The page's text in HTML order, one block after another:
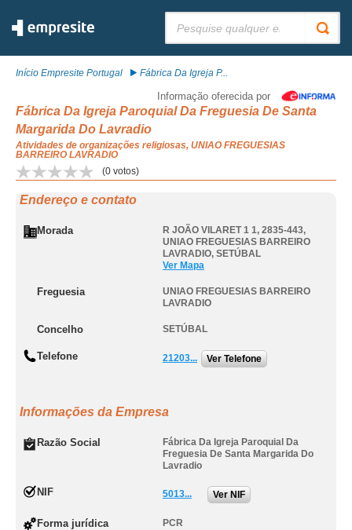
Início Empresite Portugal Fábrica Da Igreja P...
Informação oferecida por
Fábrica Da Igreja Paroquial Da Freguesia De Santa
Margarida Do Lavradio
Atividades de organizações religiosas, UNIAO FREGUESIAS
BARREIRO LAVRADIO
(0 votos)
Endereço e contato
Morada R JOÃO VILARET 1 1, 2835-443,
UNIAO FREGUESIAS BARREIRO
LAVRADIO, SETÚBAL
Ver Mapa
Freguesia
UNIAO FREGUESIAS BARREIRO
LAVRADIO
Concelho SETÚBAL
Telefone 21203... Ver Telefone
Informações da Empresa
Razão Social
Fábrica Da Igreja Paroquial Da
Freguesia De Santa Margarida Do
Lavradio
NIF 5013... Ver NIF
Forma jurídica PCR